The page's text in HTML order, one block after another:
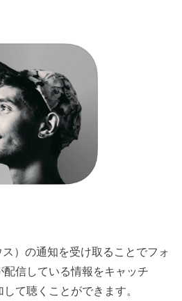
）の通知を受け取ることでフォ
配信している情報をキャッチ
て聴くことができます。